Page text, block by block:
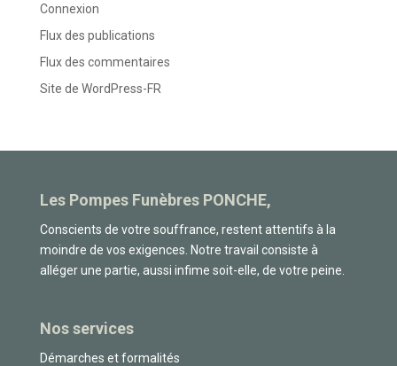
Connexion
Flux des publications
Flux des commentaires
Site de WordPress-FR
Les Pompes Funèbres PONCHE,
Conscients de votre souffrance, restent attentifs à la
moindre de vos exigences. Notre travail consiste à
alléger une partie, aussi infime soit-elle, de votre peine.
Nos services
Démarches et formalités